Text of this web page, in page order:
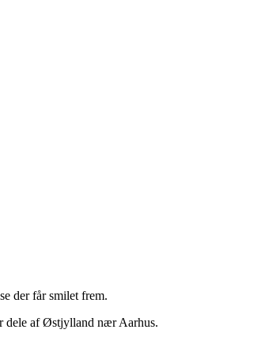
der får smilet frem.
dele af Østjylland nær Aarhus.